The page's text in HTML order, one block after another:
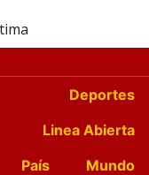
Deportes
Linea Abierta
País
Mundo